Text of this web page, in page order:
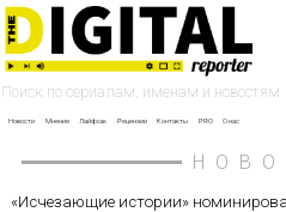
Новости Мнение Лайфхак Рецензии Контакты PRO О нас
«Исчезающие истории»